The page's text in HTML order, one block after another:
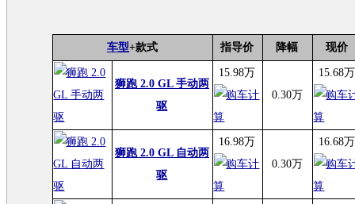
车型+款式 指导价 降幅 现价
狮跑 2.0 GL 手动两
驱
15.98万
0.30万
15.68万
狮跑 2.0 GL 自动两
驱
16.98万
0.30万
16.68万